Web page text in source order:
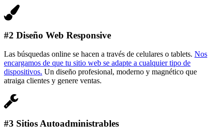
#2 Diseño Web Responsive
Las búsquedas online se hacen a través de celulares o tablets. Nos
encargamos de que tu sitio web se adapte a cualquier tipo de
dispositivos. Un diseño profesional, moderno y magnético que
atraiga clientes y genere ventas.
#3 Sitios Autoadministrables